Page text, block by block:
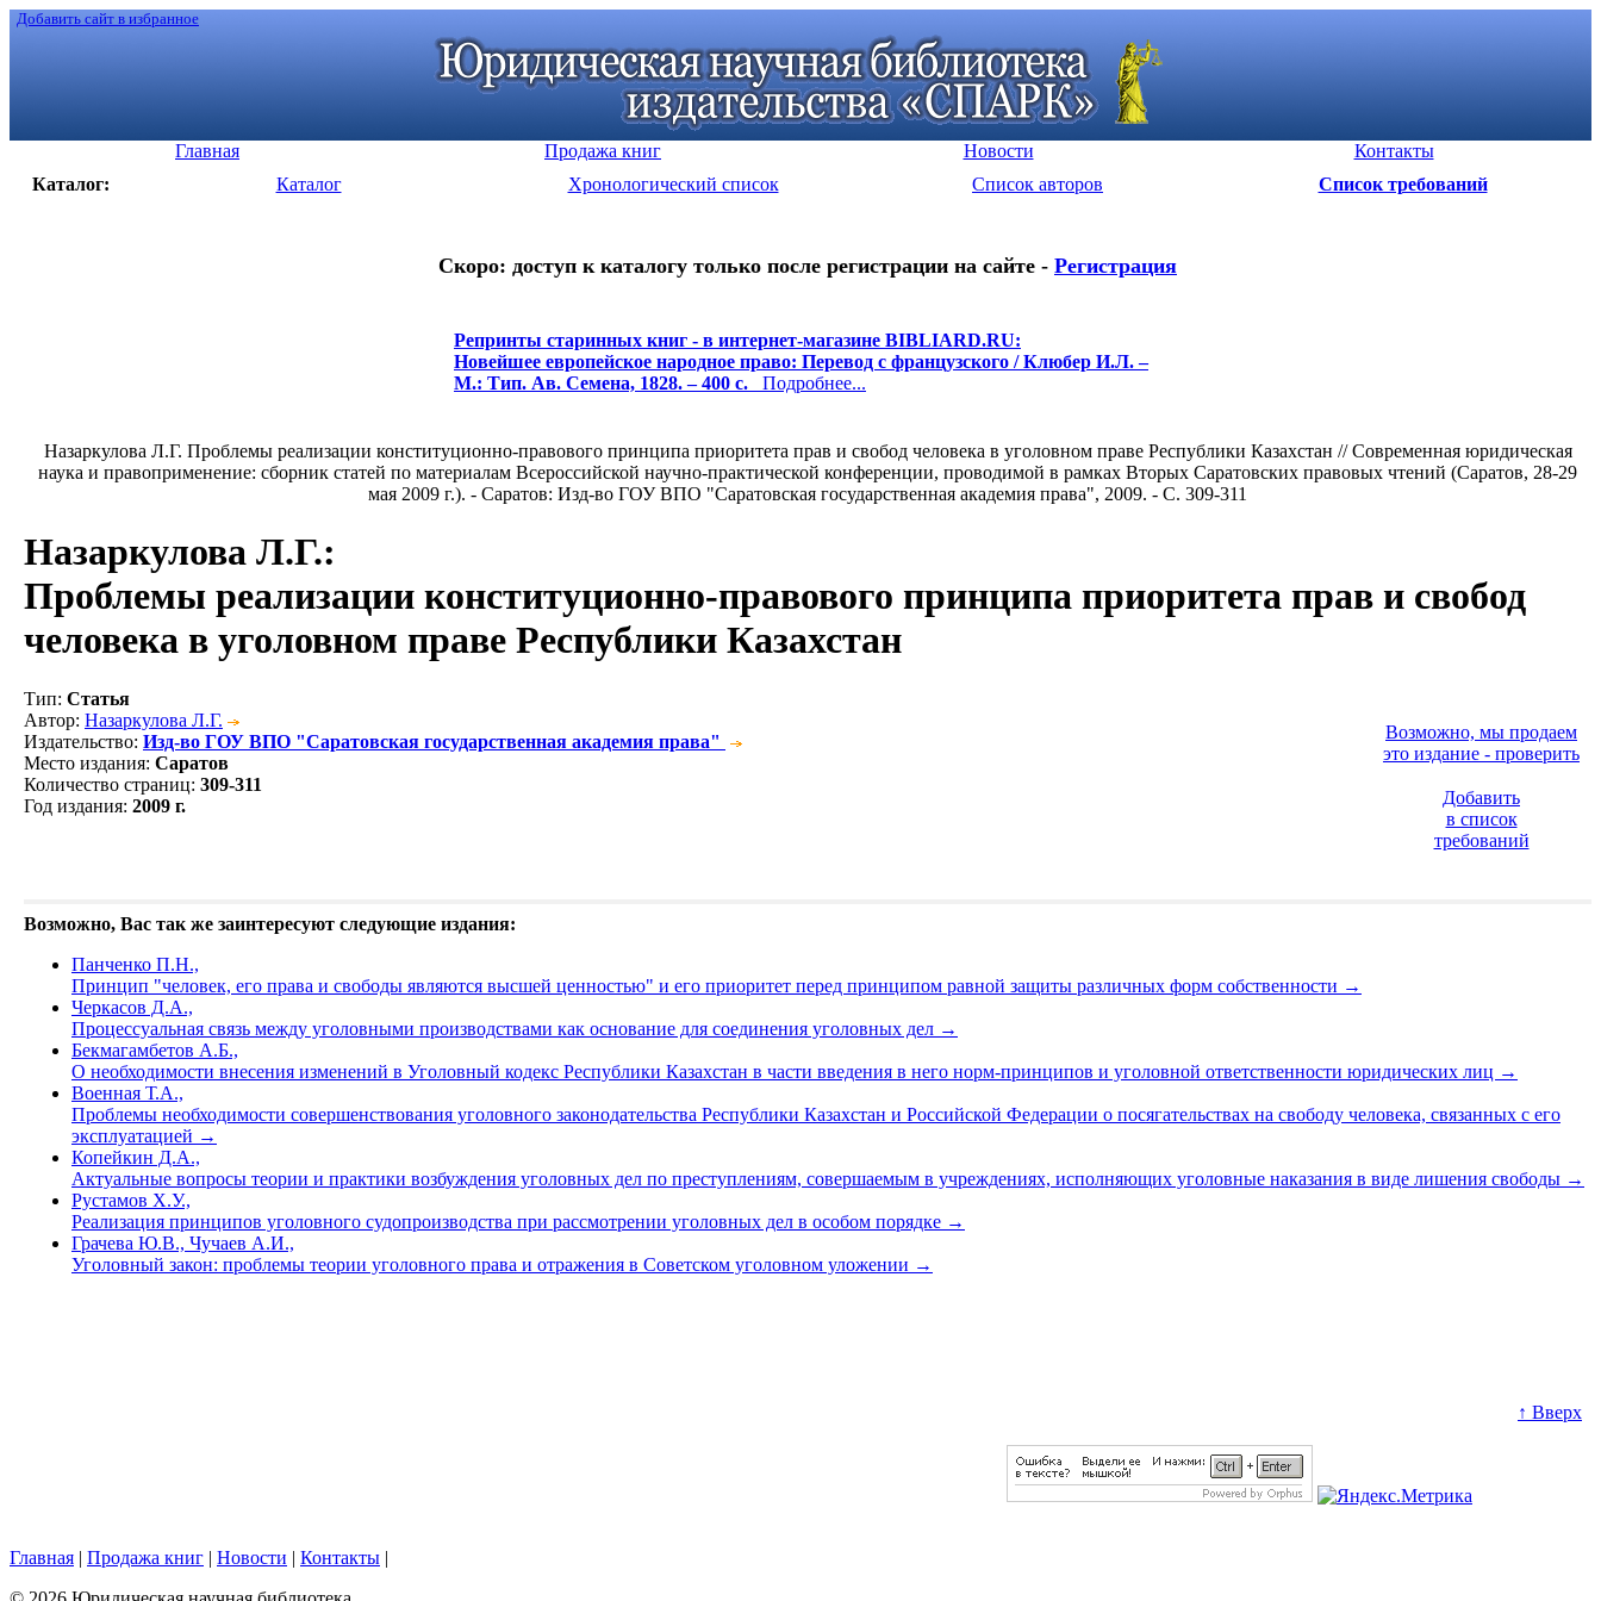
Добавить сайт в избранное
Главная Продажа книг Новости
Контакты
Каталог:
Каталог Хронологический список Список авторов Список требований
Скоро: доступ к каталогу только после регистрации на сайте - Регистрация
Репринты старинных книг - в интернет-магазине BIBLIARD.RU:
Новейшее европейское народное право: Перевод с французского / Клюбер И.Л. –
М.: Тип. Ав. Семена, 1828. – 400 с. Подробнее...
Назаркулова Л.Г. Проблемы реализации конституционно-правового принципа приоритета прав и свобод человека в уголовном праве Республики Казахстан // Современная юридическая
наука и правоприменение: сборник статей по материалам Всероссийской научно-практической конференции, проводимой в рамках Вторых Саратовских правовых чтений (Саратов, 28-29
мая 2009 г.). - Саратов: Изд-во ГОУ ВПО "Саратовская государственная академия права", 2009. - С. 309-311
Назаркулова Л.Г.:
Проблемы реализации конституционно-правового принципа приоритета прав и свобод
человека в уголовном праве Республики Казахстан
Тип: Статья
Автор: Назаркулова Л.Г.
Издательство: Изд-во ГОУ ВПО "Саратовская государственная академия права"
Место издания: Саратов
Количество страниц: 309-311
Год издания: 2009 г.
Возможно, мы продаем
это издание - проверить
Добавить
в список
требований
Возможно, Вас так же заинтересуют следующие издания:
Панченко П.Н.,
Принцип "человек, его права и свободы являются высшей ценностью" и его приоритет перед принципом равной защиты различных форм собственности →
Черкасов Д.А.,
Процессуальная связь между уголовными производствами как основание для соединения уголовных дел →
Бекмагамбетов А.Б.,
О необходимости внесения изменений в Уголовный кодекс Республики Казахстан в части введения в него норм-принципов и уголовной ответственности юридических лиц →
Военная Т.А.,
Проблемы необходимости совершенствования уголовного законодательства Республики Казахстан и Российской Федерации о посягательствах на свободу человека, связанных с его
эксплуатацией →
Копейкин Д.А.,
Актуальные вопросы теории и практики возбуждения уголовных дел по преступлениям, совершаемым в учреждениях, исполняющих уголовные наказания в виде лишения свободы →
Рустамов Х.У.,
Реализация принципов уголовного судопроизводства при рассмотрении уголовных дел в особом порядке →
Грачева Ю.В., Чучаев А.И.,
Уголовный закон: проблемы теории уголовного права и отражения в Советском уголовном уложении →
↑ Вверх
Главная | Продажа книг | Новости | Контакты |